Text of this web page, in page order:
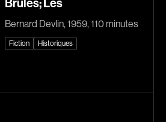
Drames
Étudiants
Fantastiques
Bernard Devlin, 1959, 110 minutes
Fiction Historiques